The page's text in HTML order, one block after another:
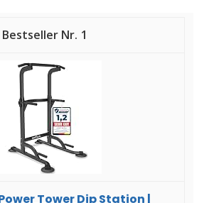
1
Tower Dip Station |